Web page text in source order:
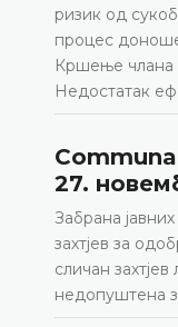
ризик од
процес
Кршење члана
Недостатак
27.
Забрана
захтјев за
сличан
недопуштена